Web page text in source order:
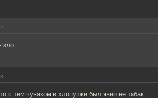
зло.
с тем чуваком в хлопушке был явно не табак